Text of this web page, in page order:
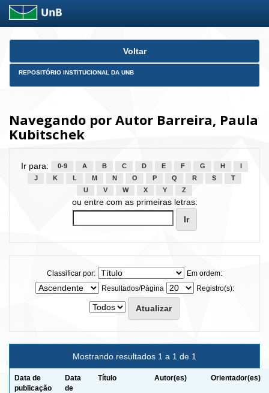
Skip
Voltar
REPOSITÓRIO INSTITUCIONAL DA UNB
Navegando por Autor Barreira, Paula
Kubitschek
Ir para: 0-9 A B C D E F G H
J
K L M N O P Q R S
T
U
V W X Y Z
ou entre com as primeiras letras:
Classificar por:
Em ordem:
Resultados/Página
Registro(s):
Mostrando resultados 1 a 1 de 1
Data de
publicação
Data
de
Título Autor(es) Orientador(es)